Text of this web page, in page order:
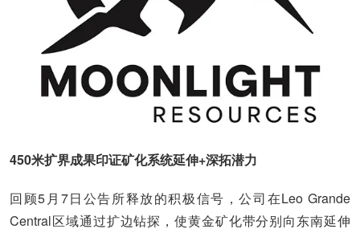
450米扩界成果印证矿化系统延伸+深拓潜力
回顾5月7日公告所释放的积极信号，公司在Leo Grande
Central区域通过扩边钻探，使黄金矿化带分别向东南延伸